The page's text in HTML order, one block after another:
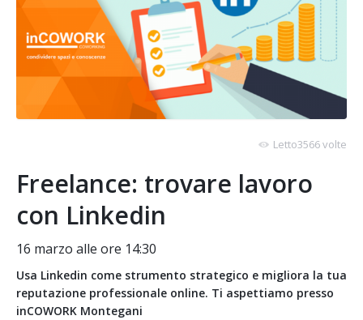
Letto3566 volte
Freelance: trovare lavoro
con Linkedin
16 marzo alle ore 14:30
Usa Linkedin come strumento strategico e migliora la tua
reputazione professionale online. Ti aspettiamo presso
inCOWORK Montegani